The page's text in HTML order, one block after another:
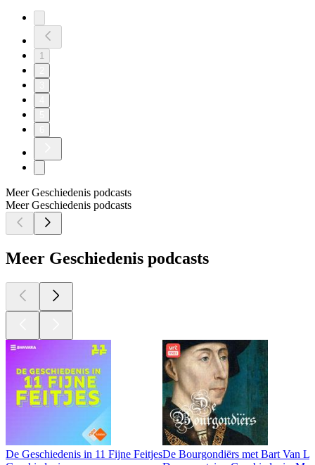
1
Meer Geschiedenis podcasts
Meer Geschiedenis podcasts
Meer Geschiedenis podcasts
De Geschiedenis in 11 Fijne FeitjesDe Bourgondiërs met Bart Van